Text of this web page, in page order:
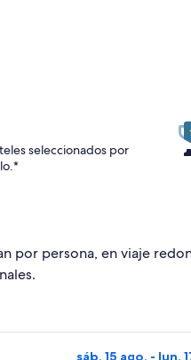
seleccionados por
por persona, en viaje
hacia Flores,
sáb, 15 ago. - lun,
Seleccionar vuelo